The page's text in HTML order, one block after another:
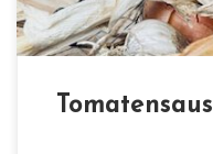
Tomatensaus